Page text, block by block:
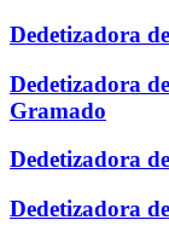
Dedetizadora
Dedetizadora
Gramado
Dedetizadora
Dedetizadora